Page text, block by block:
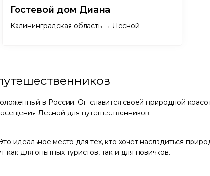
Гостевой дом Диана
Калининградская область → Лесной
в России. Он славится своей природной
Лесной для путешественников.
идеальное место для тех, кто хочет насладиться
для опытных туристов, так и для новичков.